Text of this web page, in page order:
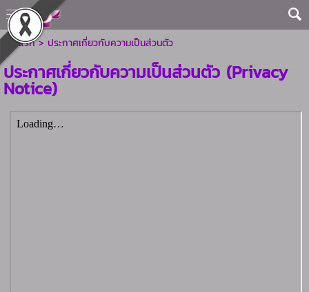
หน้าแรก> ประกาศเกี่ยวกับความเป็นส่วนตัว
ประกาศเกี่ยวกับความเป็นส่วนตัว (Privacy
Notice)